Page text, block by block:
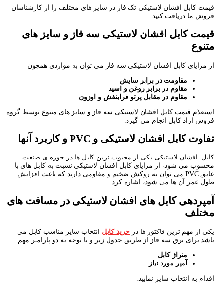
قیمت کابل افشان لاستیکی تک فاز در سایز های مختلف را از کارشناسان
فروش ما دریافت کنید.
قیمت کابل افشان لاستیکی سه فاز و سایز های
متنوع
از مزایای کابل افشان لاستیکی سه فاز می توان به مواردی همچون
مقاومت در برابر سایش
مقاوم در برابر روغن و اسید
مقاوم در مقابل پرتو فرابنفش و اوزون
استعلام قیمت کابل افشان لاستیکی سه فاز و سایز های متنوع توسط گروه
فروش اراد کابل انجام می گیرد.
تفاوت کابل افشان لاستیکی و PVC و کاربرد آنها
کابل افشان لاستیکی یکی از محبوب ترین کابل ها در حوزه ی صنعت
محسوب می شود، از مزایای کابل افشان لاستیکی نسبت به کابل های با
عایق PVC می توان به روکش ضخیم و مقاومی دارند که باعث افزایش
طول عمر آن ها می شود، اشاره کرد.
آمپردهی کابل های افشان لاستیکی در مسافت های
مختلف
یکی از مهم ترین فاکتور ها در خرید کابل انتخاب سایز مناسب کابل می
باشد برای برق سه فاز از طریق جدول زیر و با توجه به دو پارامتر مهم :
متراژ کابل
آمپر مورد نیاز
اقدام به انتخاب سایز نمایید.